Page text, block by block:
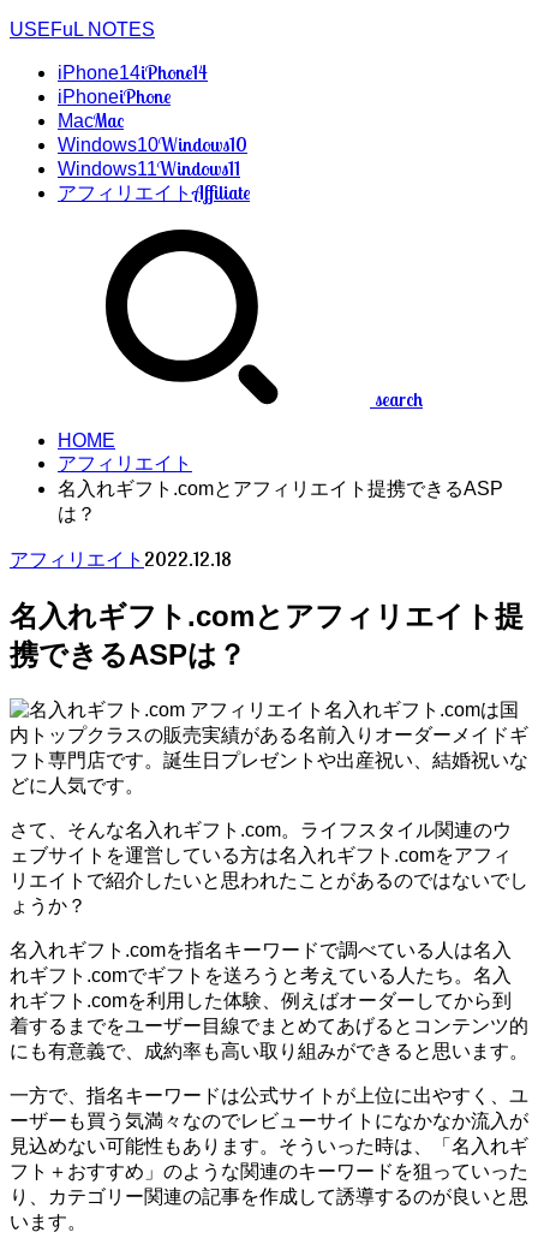
USEFuL NOTES
iPhone14iPhone14
iPhoneiPhone
MacMac
Windows10Windows10
Windows11Windows11
アフィリエイトAffiliate
search
HOME
アフィリエイト
名入れギフト.comとアフィリエイト提携できるASP
は？
アフィリエイト 2022.12.18
名入れギフト.comとアフィリエイト提
携できるASPは？
名入れギフト.comは国
内トップクラスの販売実績がある名前入りオーダーメイドギ
フト専門店です。誕生日プレゼントや出産祝い、結婚祝いな
どに人気です。
さて、そんな名入れギフト.com。ライフスタイル関連のウ
ェブサイトを運営している方は名入れギフト.comをアフィ
リエイトで紹介したいと思われたことがあるのではないでし
ょうか？
名入れギフト.comを指名キーワードで調べている人は名入
れギフト.comでギフトを送ろうと考えている人たち。名入
れギフト.comを利用した体験、例えばオーダーしてから到
着するまでをユーザー目線でまとめてあげるとコンテンツ的
にも有意義で、成約率も高い取り組みができると思います。
一方で、指名キーワードは公式サイトが上位に出やすく、ユ
ーザーも買う気満々なのでレビューサイトになかなか流入が
見込めない可能性もあります。そういった時は、「名入れギ
フト＋おすすめ」のような関連のキーワードを狙っていった
り、カテゴリー関連の記事を作成して誘導するのが良いと思
います。